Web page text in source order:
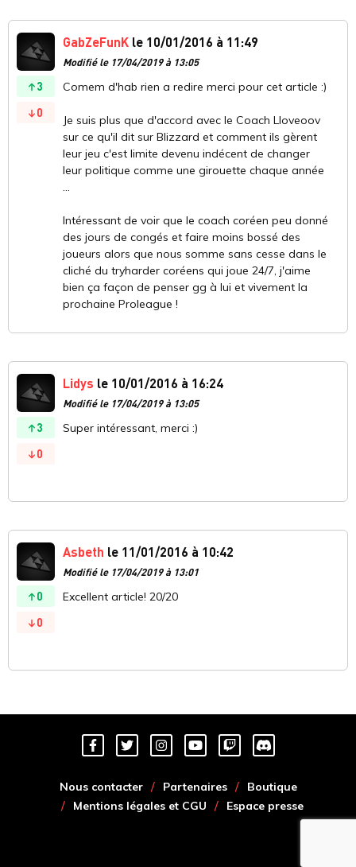
3
0
GabZeFunK le 10/01/2016 à 11:49
Modifié le 17/04/2019 à 13:05
Comem d'hab rien a redire merci pour cet article :)
Je suis plus que d'accord avec le Coach Lloveoov
sur ce qu'il dit sur Blizzard et comment ils gèrent
leur jeu c'est limite devenu indécent de changer
leur politique comme une girouette chaque année
...
Intéressant de voir que le coach coréen peu donné
des jours de congés et faire moins bossé des
joueurs alors que nous somme sans cesse dans le
cliché du tryharder coréens qui joue 24/7, j'aime
bien ça façon de penser gg à lui et vivement la
prochaine Proleague !
3
0
Lidys le 10/01/2016 à 16:24
Modifié le 17/04/2019 à 13:05
Super intéressant, merci :)
0
0
Asbeth le 11/01/2016 à 10:42
Modifié le 17/04/2019 à 13:01
Excellent article! 20/20
Nous contacter Partenaires
Boutique
Mentions légales et CGU
Espace presse